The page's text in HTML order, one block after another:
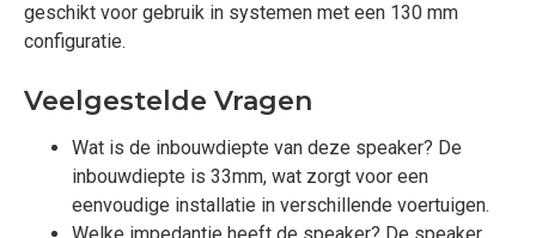
geschikt voor gebruik in systemen met een 130 mm
configuratie.
Veelgestelde Vragen
Wat is de inbouwdiepte van deze speaker? De
inbouwdiepte is 33mm, wat zorgt voor een
eenvoudige installatie in verschillende voertuigen.